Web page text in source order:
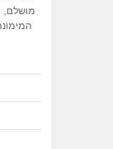
מושלם,